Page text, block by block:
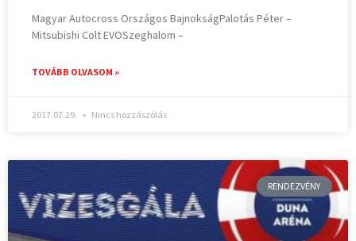
Magyar Autocross Országos BajnokságPalotás Péter –
Mitsubishi Colt EVOSzeghalom –
TOVÁBB OLVASOM »
2017.07.29. Nincs hozzászólás
RENDEZVÉNY